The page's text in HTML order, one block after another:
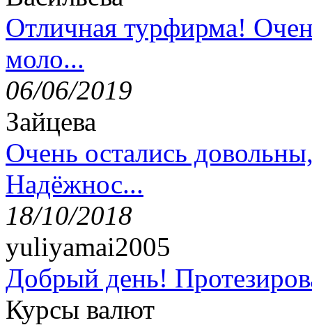
Отличная турфирма!
моло...
06/06/2019
Зайцева
Очень остались
Надёжнос...
18/10/2018
yuliyamai2005
Добрый день!
Курсы валют